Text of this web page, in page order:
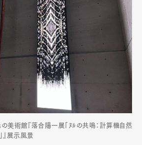
美術館『落合陽一展「ﾇﾙの共鳴：計算機自然
』展示風景